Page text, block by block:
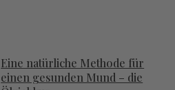
Eine natürliche Methode für
einen gesunden Mund – die